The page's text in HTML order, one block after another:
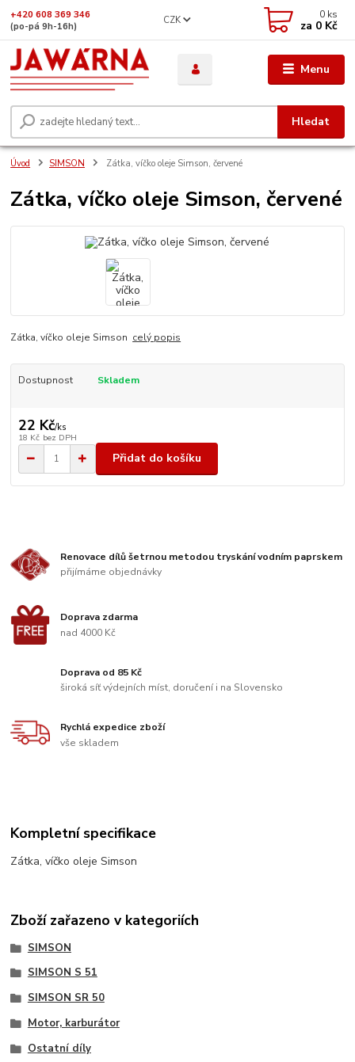
Menu
CZK
Hledat
+420 608 369 346
(po-pá 9h-16h)
0 ks
za 0 Kč
Úvod SIMSON Zátka, víčko oleje Simson, červené
Zátka, víčko oleje Simson, červené
Zátka, víčko oleje Simson celý popis
Dostupnost Skladem
22 Kč/ks
18 Kč bez DPH
Přidat do košíku
Renovace dílů šetrnou metodou tryskání vodním paprskem
přijímáme objednávky
Doprava zdarma
nad 4000 Kč
Doprava od 85 Kč
široká síť výdejních míst, doručení i na Slovensko
Rychlá expedice zboží
vše skladem
Kompletní specifikace
Zátka, víčko oleje Simson
Zboží zařazeno v kategoriích
SIMSON
SIMSON S 51
SIMSON SR 50
Motor, karburátor
Ostatní díly